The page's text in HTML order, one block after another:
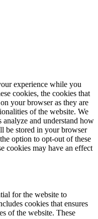
experience while you
cookies, the cookies that
your browser as they are
of the website. We
analyze and understand how
be stored in your browser
option to opt-out of these
cookies may have an effect
for the website to
cookies that ensures
of the website. These